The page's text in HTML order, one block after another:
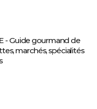
- Guide gourmand de
marchés, spécialités